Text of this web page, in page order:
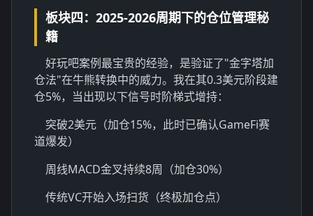
板块四：2025-2026周期下的仓位管理秘
籍
好玩吧案例最宝贵的经验，是验证了"金字塔加
仓法"在牛熊转换中的威力。我在其0.3美元阶段建
仓5%，当出现以下信号时阶梯式增持：
突破2美元（加仓15%，此时已确认GameFi赛
道爆发）
周线MACD金叉持续8周（加仓30%）
传统VC开始入场扫货（终极加仓点）